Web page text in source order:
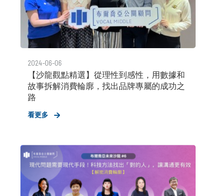
2024-06-06
【沙龍觀點精選】從理性到感性，用數據和
故事拆解消費輪廓，找出品牌專屬的成功之
路
看更多